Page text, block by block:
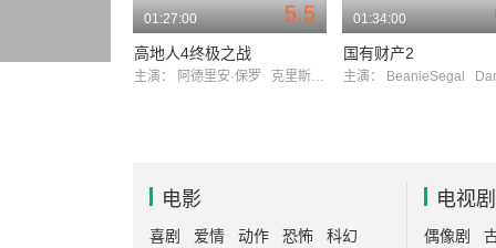
5.5
01:27:00
高地人4终极之战
主演： 阿德里安·保罗 克里斯多弗·兰伯特
01:34:00
国有财产2
主演： BeanieSegal
电影
喜剧 爱情 动作 恐怖 科幻
电视剧
偶像剧